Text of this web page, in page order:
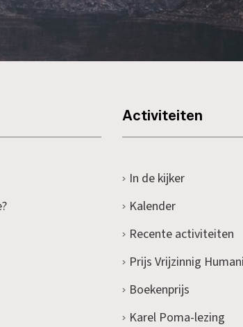
Activiteiten
In de kijker
Kalender
Recente activiteiten
Prijs Vrijzinnig
Boekenprijs
Karel Poma-lezing